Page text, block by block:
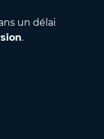
un délai
.